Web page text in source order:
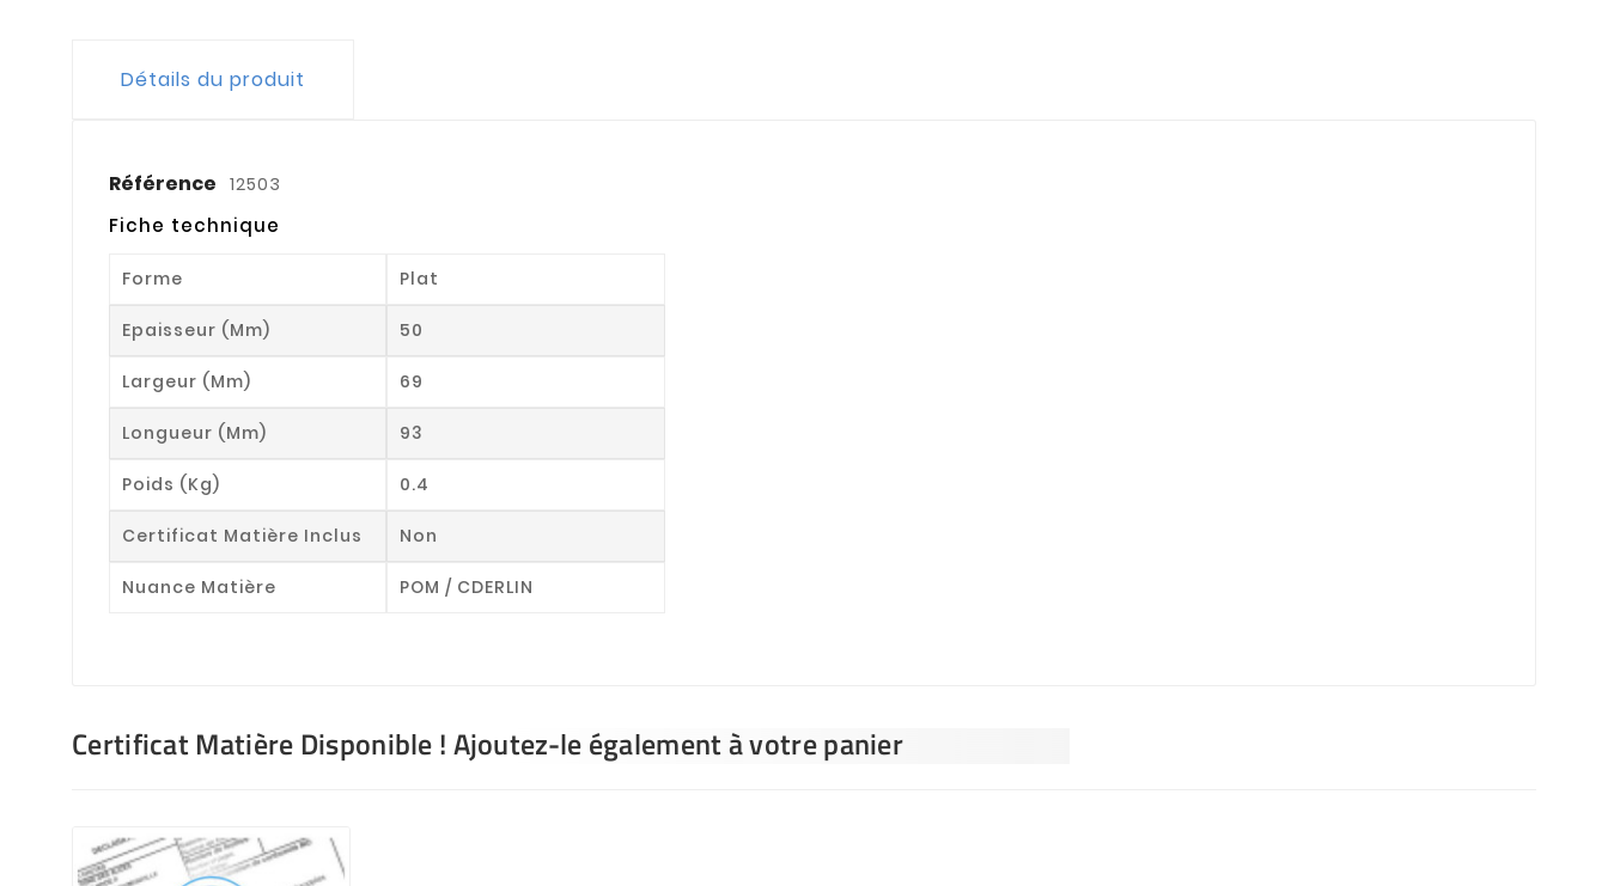
Détails du produit
Référence 12503
Fiche technique
Forme Plat
Epaisseur (mm) 50
Largeur (mm) 69
Longueur (mm) 93
Poids (kg) 0.4
Certificat Matière Inclus Non
Nuance Matière POM / CDERLIN
Certificat Matière Disponible ! Ajoutez-le également à votre panier